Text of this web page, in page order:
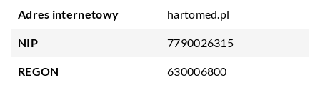
Adres internetowy hartomed.pl
NIP 7790026315
REGON 630006800